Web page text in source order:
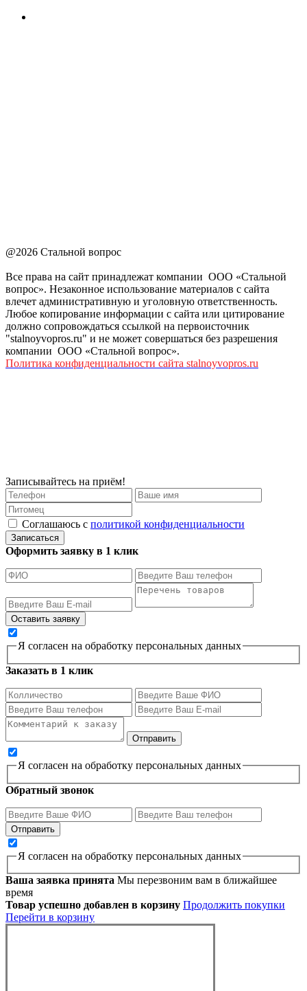
@2026 Стальной вопрос
Все права на сайт принадлежат компании ООО «Стальной
вопрос». Незаконное использование материалов с сайта
влечет административную и уголовную ответственность.
Любое копирование информации с сайта или цитирование
должно сопровождаться ссылкой на первоисточник
"stalnoyvopros.ru" и не может совершаться без разрешения
компании ООО «Стальной вопрос».
Политика конфиденциальности сайта stalnoyvopros.ru
Записывайтесь на приём!
Соглашаюсь с политикой конфиденциальности
Записаться
Оформить заявку в 1 клик
Я согласен на обработку персональных данных
Заказать в 1 клик
Я согласен на обработку персональных данных
Обратный звонок
Я согласен на обработку персональных данных
Ваша заявка принята Мы перезвоним вам в ближайшее
время
Товар успешно добавлен в корзину Продолжить покупки
Перейти в корзину